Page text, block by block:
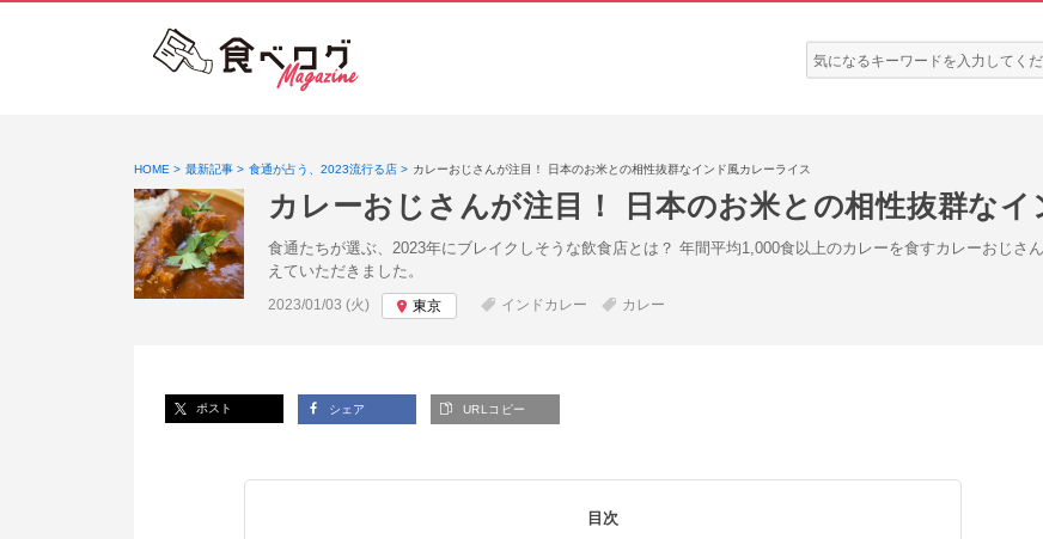
検
索:
HOME 最新記事 食通が占う、2023流行る店 カレーおじさんが注目！ 日本のお米との相性抜群なインド風カレーライス
カレーおじさんが注目！ 日本のお米との相性抜群な
食通たちが選ぶ、2023年にブレイクしそうな飲食店とは？ 年間平均1,000食以上のカレーを食すカレーおじさ
えていただきました。
投稿日:
2023/01/03 (火) 東京 インドカレー カレー
ポスト シェア URLコピー
目次